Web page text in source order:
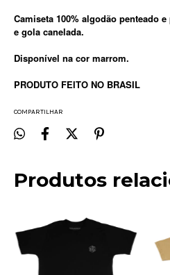
Camiseta 100% algodão penteado
e gola canelada.
Disponível na cor marrom.
PRODUTO FEITO NO BRASIL
COMPARTILHAR
Produtos